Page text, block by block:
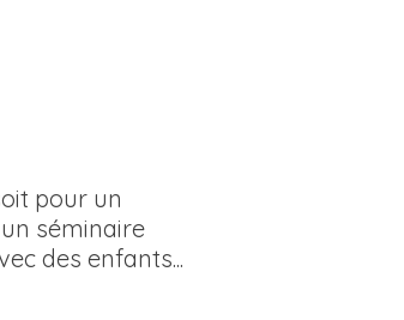
pour un
séminaire
des enfants...